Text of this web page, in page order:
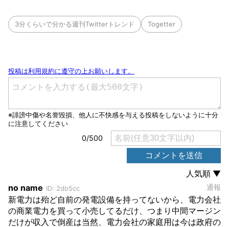
3分くらいで分かる週刊Twitterトレンド Togetter